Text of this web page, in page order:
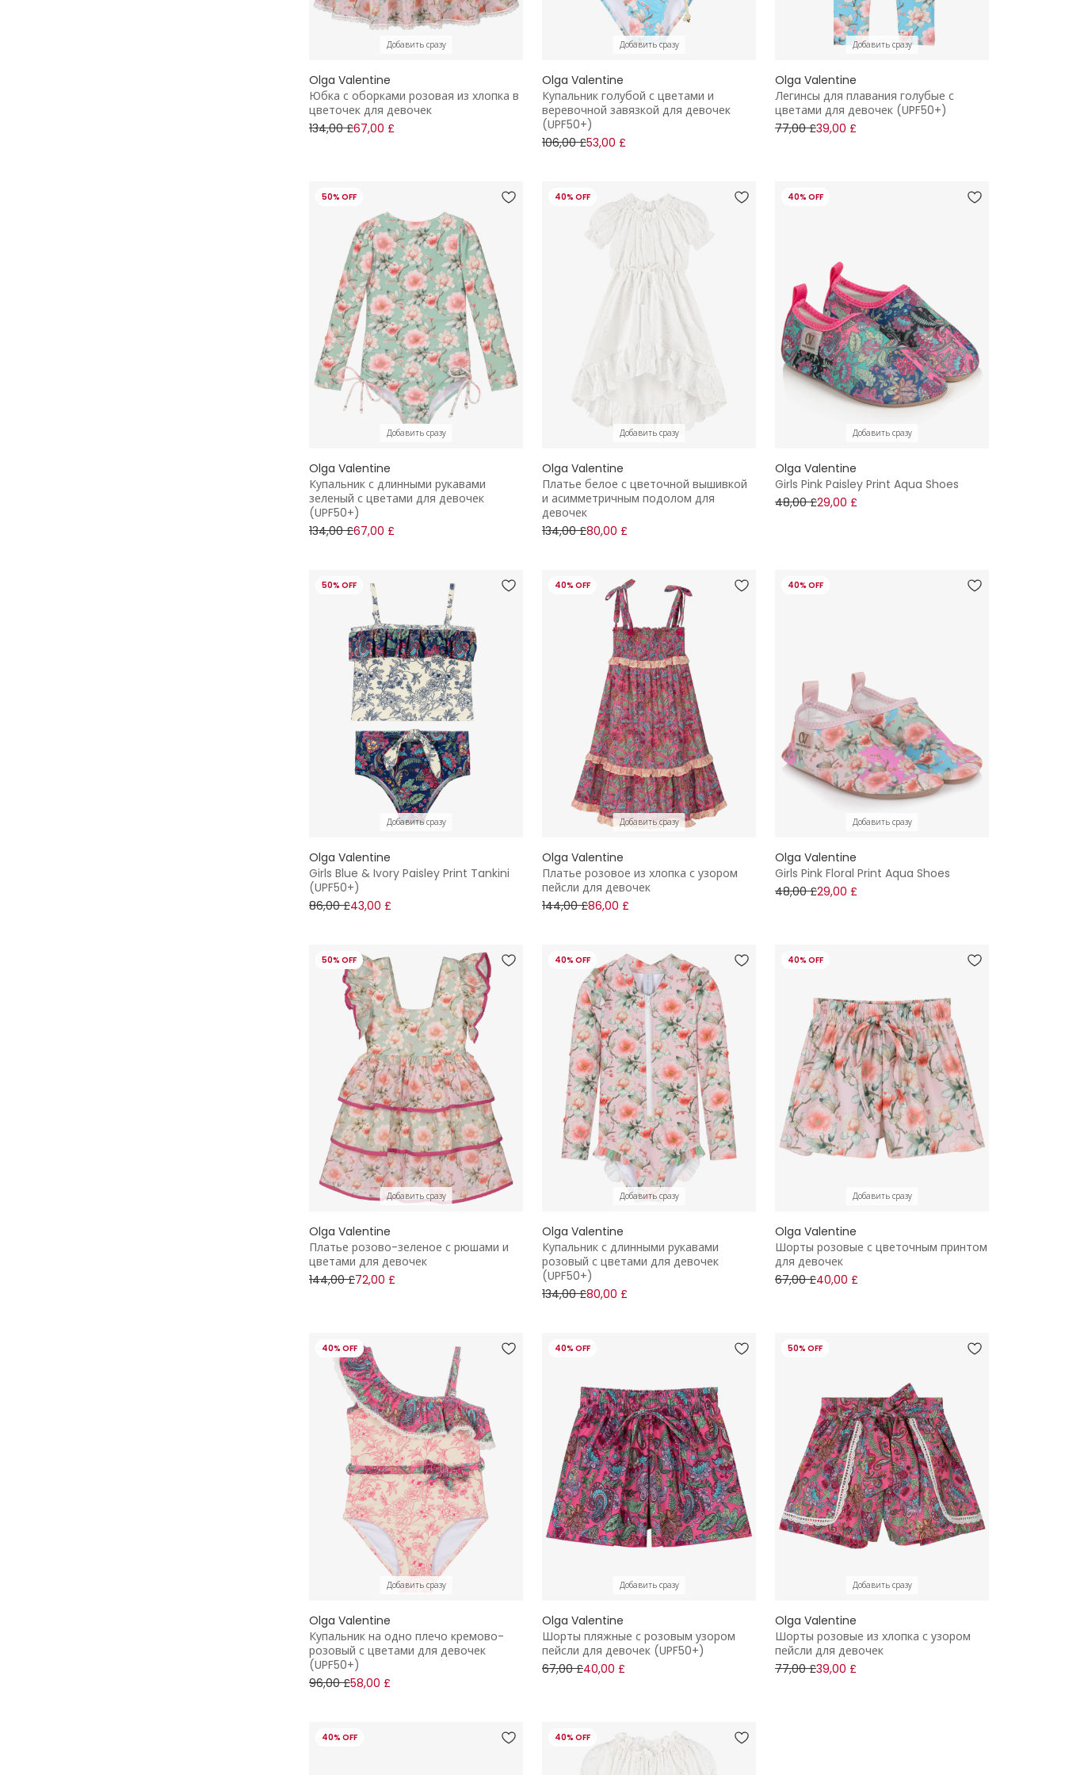
Добавить сразу
Olga Valentine
Юбка с оборками розовая из хлопка в
цветочек для девочек
134,00 £67,00 £
Добавить сразу
Olga Valentine
Купальник голубой с цветами и
веревочной завязкой для девочек
(UPF50+)
106,00 £53,00 £
Добавить сразу
Olga Valentine
Легинсы для плавания голубые с
цветами для девочек (UPF50+)
77,00 £39,00 £
50% OFF
Добавить сразу
Olga Valentine
Купальник с длинными рукавами
зеленый с цветами для девочек
(UPF50+)
134,00 £67,00 £
40% OFF
Добавить сразу
Olga Valentine
Платье белое с цветочной вышивкой
и асимметричным подолом для
девочек
134,00 £80,00 £
40% OFF
Добавить сразу
Olga Valentine
Girls Pink Paisley Print Aqua Shoes
48,00 £29,00 £
50% OFF
Добавить сразу
Olga Valentine
Girls Blue & Ivory Paisley Print Tankini
(UPF50+)
86,00 £43,00 £
40% OFF
Добавить сразу
Olga Valentine
Платье розовое из хлопка с узором
пейсли для девочек
144,00 £86,00 £
40% OFF
Добавить сразу
Olga Valentine
Girls Pink Floral Print Aqua Shoes
48,00 £29,00 £
50% OFF
Добавить сразу
Olga Valentine
Платье розово-зеленое с рюшами и
цветами для девочек
144,00 £72,00 £
40% OFF
Добавить сразу
Olga Valentine
Купальник с длинными рукавами
розовый с цветами для девочек
(UPF50+)
134,00 £80,00 £
40% OFF
Добавить сразу
Olga Valentine
Шорты розовые с цветочным принтом
для девочек
67,00 £40,00 £
40% OFF
Добавить сразу
Olga Valentine
Купальник на одно плечо кремово-
розовый с цветами для девочек
(UPF50+)
96,00 £58,00 £
40% OFF
Добавить сразу
Olga Valentine
Шорты пляжные с розовым узором
пейсли для девочек (UPF50+)
67,00 £40,00 £
50% OFF
Добавить сразу
Olga Valentine
Шорты розовые из хлопка с узором
пейсли для девочек
77,00 £39,00 £
40% OFF 40% OFF